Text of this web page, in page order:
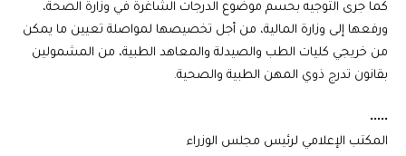
كما جرى التوجيه بحسم موضوع الدرجات الشاغرة في وزارة الصحة،
ورفعها إلى وزارة المالية، من أجل تخصيصها لمواصلة تعيين ما يمكن
من خريجي كليات الطب والصيدلة والمعاهد الطبية، من المشمولين
بقانون تدرج ذوي المهن الطبية والصحية.
•••••
المكتب الإعلامي لرئيس مجلس الوزراء